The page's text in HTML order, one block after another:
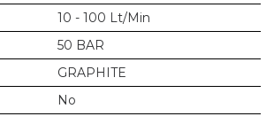
10 - 100 Lt/Min
50 BAR
GRAPHITE
No